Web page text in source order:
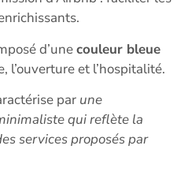
d’unecouleur bleue
l’ouverture et l’hospitalité.
par une
qui reflète la
services proposés par